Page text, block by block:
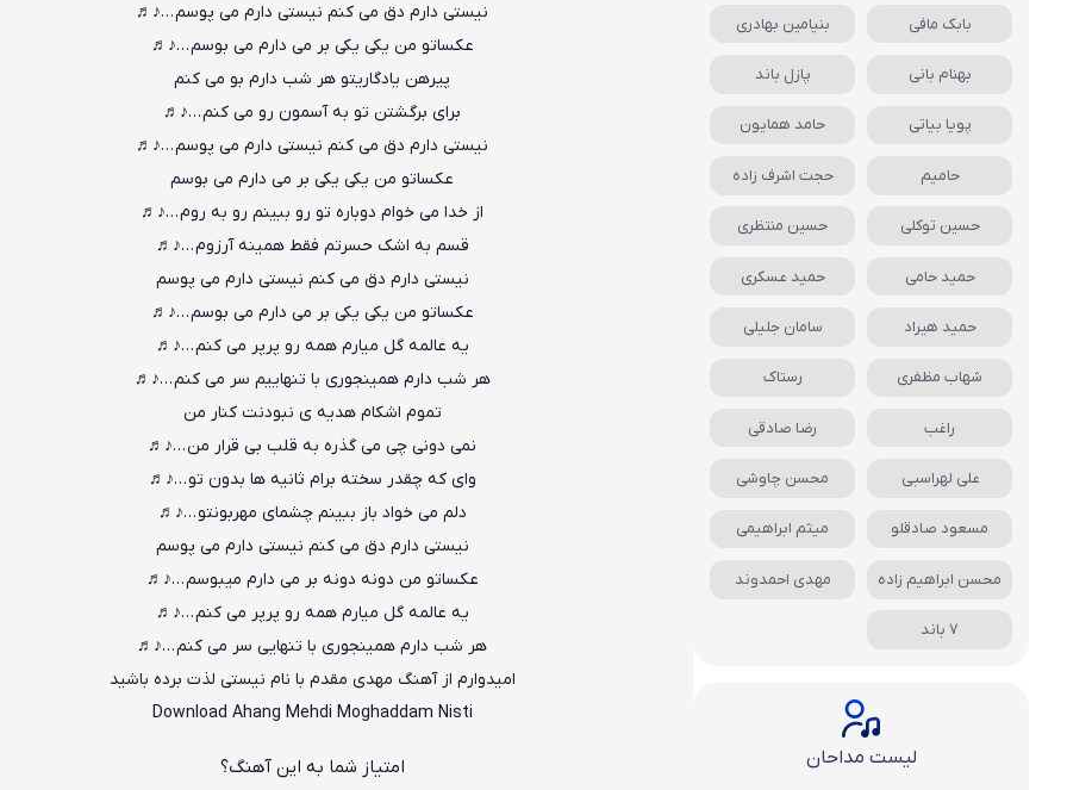
نیستی دارم دق می کنم نیستی دارم می پوسم…♪♬
عکساتو من یکی یکی بر می دارم می بوسم …♪♬
پیرهن یادگاریتو هر شب دارم بو می کنم
برای برگشتن تو به آسمون رو می کنم …♪♬
نیستی دارم دق می کنم نیستی دارم می پوسم …♪♬
عکساتو من یکی یکی بر می دارم می بوسم
از خدا می خوام دوباره تو رو ببینم رو به روم …♪♬
قسم به اشک حسرتم فقط همینه آرزوم …♪♬
نیستی دارم دق می کنم نیستی دارم می پوسم
عکساتو من یکی یکی بر می دارم می بوسم …♪♬
یه عالمه گل میارم همه رو پرپر می کنم …♪♬
هر شب دارم همینجوری با تنهاییم سر می کنم …♪♬
تموم اشکام هدیه ی نبودنت کنار من
نمی دونی چی می گذره به قلب بی قرار من …♪♬
وای که چقدر سخته برام ثانیه ها بدون تو …♪♬
دلم می خواد باز ببینم چشمای مهربونتو …♪♬
نیستی دارم دق می کنم نیستی دارم می پوسم
عکساتو من دونه دونه بر می دارم میبوسم …♪♬
یه عالمه گل میارم همه رو پرپر می کنم …♪♬
هر شب دارم همینجوری با تنهایی سر می کنم …♪♬
امیدوارم از آهنگ مهدی مقدم با نام نیستی لذت برده باشید
Download Ahang Mehdi Moghaddam Nisti
امتیاز شما به این آهنگ؟
بابک مافی بنیامین بهادری
بهنام بانی پازل باند
پویا بیاتی حامد همایون
حامیم حجت اشرف زاده
حسین توکلی حسین منتظری
حمید حامی حمید عسکری
حمید هیراد سامان جلیلی
شهاب مظفری رستاک
راغب رضا صادقی
علی لهراسبی محسن چاوشی
مسعود صادقلو میثم ابراهیمی
محسن ابراهیم زاده مهدی احمدوند
7 باند
لیست مداحان